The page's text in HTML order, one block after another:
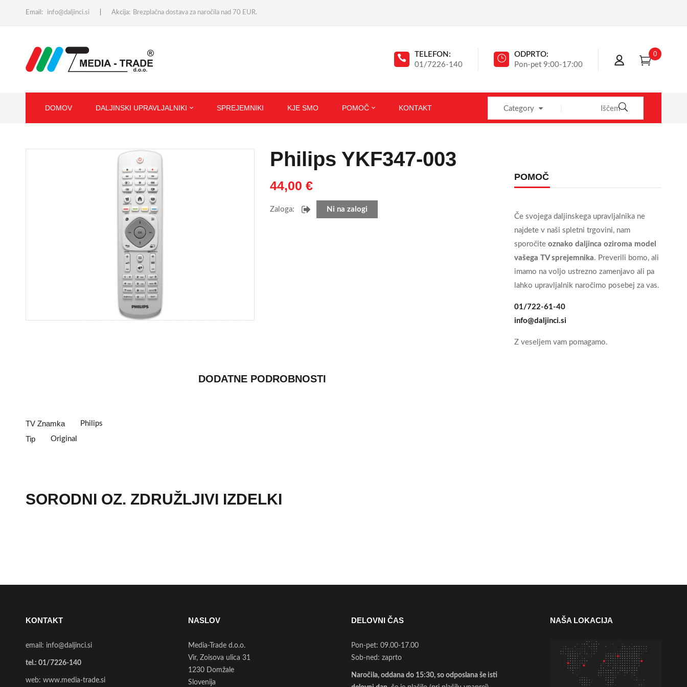
Email: info@daljinci.si Akcija: Brezplačna dostava za naročila nad 70 EUR.
TELEFON:
01/7226-140
ODPRTO:
Pon-pet 9:00-17:00
0
DOMOV DALJINSKI UPRAVLJALNIKI SPREJEMNIKI KJE SMO POMOČ KONTAKT Category
Philips YKF347-003
44,00 €
Zaloga: Ni na zalogi
DODATNE PODROBNOSTI
TV Znamka Philips
Tip Original
SORODNI OZ. ZDRUŽLJIVI IZDELKI
POMOČ
Če svojega daljinskega upravljalnika ne
najdete v naši spletni trgovini, nam
sporočite oznako daljinca oziroma model
vašega TV sprejemnika. Preverili bomo, ali
imamo na voljo ustrezno zamenjavo ali pa
lahko upravljalnik naročimo posebej za vas.
01/722-61-40
info@daljinci.si
Z veseljem vam pomagamo.
KONTAKT
email: info@daljinci.si
tel.: 01/7226-140
web: www.media-trade.si
NASLOV
Media-Trade d.o.o.
Vir, Zoisova ulica 31
1230 Domžale
Slovenija
DELOVNI ČAS
Pon-pet: 09.00-17.00
Sob-ned: zaprto
Naročila, oddana do 15:30, so odposlana še isti
NAŠA LOKACIJA